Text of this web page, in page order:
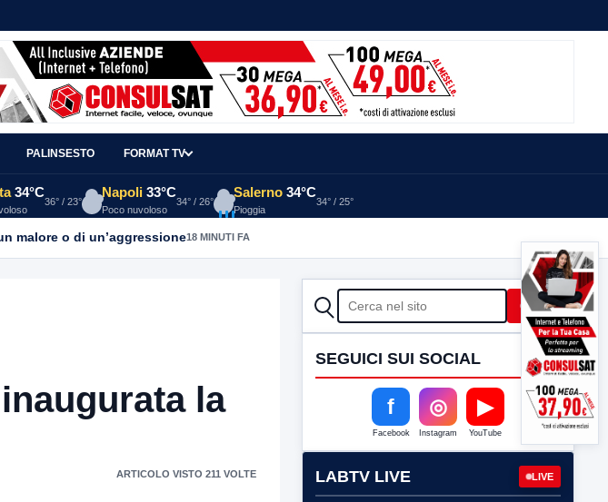
PALINSESTO FORMAT TV
34°C
36° / 23°
Napoli 33°C
Poco nuvoloso
34° / 26°
Salerno 34°C
Pioggia
34° / 25°
malore o di un’aggressione18 MINUTI FA
la
ARTICOLO VISTO 211 VOLTE
CERCA Cerca
SEGUICI SUI SOCIAL
f
Facebook
◎
Instagram
▶
YouTube
LABTV LIVE LIVE